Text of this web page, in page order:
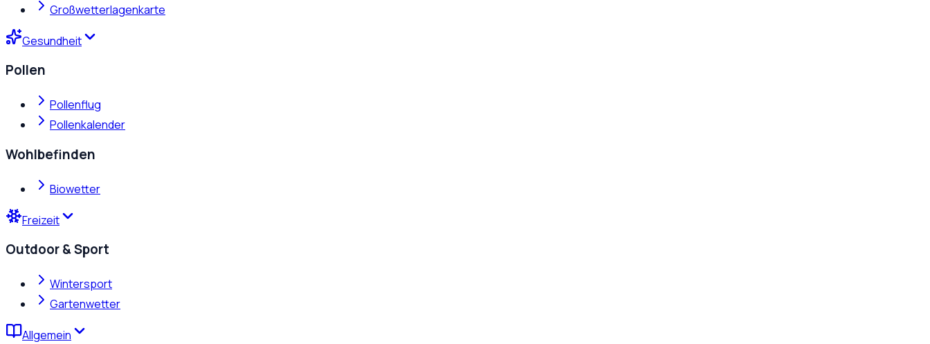
Großwetterlagenkarte
Gesundheit
Pollen
Pollenflug
Pollenkalender
Wohlbefinden
Biowetter
Freizeit
Outdoor & Sport
Wintersport
Gartenwetter
Allgemein